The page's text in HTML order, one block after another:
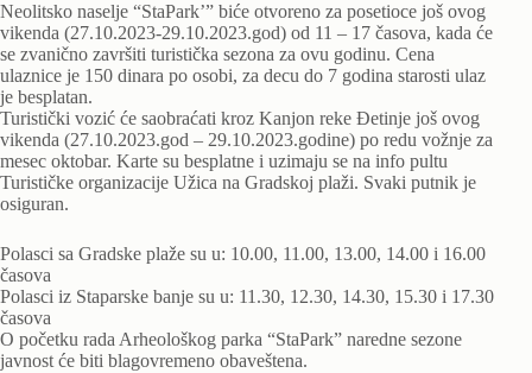
Neolitsko naselje “StaPark’” biće otvoreno za posetioce još ovog
vikenda (27.10.2023-29.10.2023.god) od 11 – 17 časova, kada će
se zvanično završiti turistička sezona za ovu godinu. Cena
ulaznice je 150 dinara po osobi, za decu do 7 godina starosti ulaz
je besplatan.
Turistički vozić će saobraćati kroz Kanjon reke Đetinje još ovog
vikenda (27.10.2023.god – 29.10.2023.godine) po redu vožnje za
mesec oktobar. Karte su besplatne i uzimaju se na info pultu
Turističke organizacije Užica na Gradskoj plaži. Svaki putnik je
osiguran.
Polasci sa Gradske plaže su u: 10.00, 11.00, 13.00, 14.00 i 16.00
časova
Polasci iz Staparske banje su u: 11.30, 12.30, 14.30, 15.30 i 17.30
časova
O početku rada Arheološkog parka “StaPark” naredne sezone
javnost će biti blagovremeno obaveštena.